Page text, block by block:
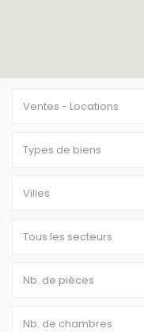
Ventes - Locations
Types de biens
Villes
Tous les secteurs
Nb. de pièces
Nb. de chambres